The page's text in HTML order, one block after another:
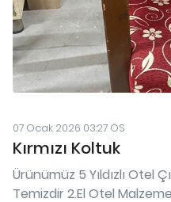
07 Ocak 2026 03:27 ÖS
Kırmızı Koltuk
Ürünümüz 5 Yıldızlı Otel
Temizdir 2.El Otel